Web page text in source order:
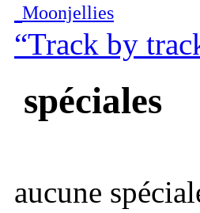
Moonjellies
“Track by
spéciales
aucune